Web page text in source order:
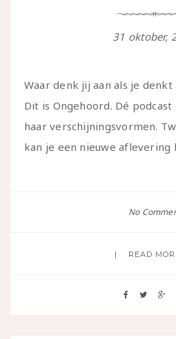
31 oktober,
Waar denk jij aan als je
Dit is Ongehoord. Dé
haar verschijningsvormen.
kan je een nieuwe aflevering
No
READ